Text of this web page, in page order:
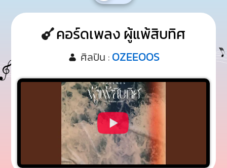
คอร์ดเพลง ผู้แพ้สิบทิศ
ศิลปิน : OZEEOOS